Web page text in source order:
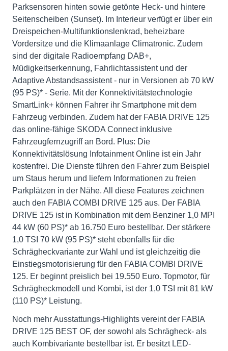
Parksensoren hinten sowie getönte Heck- und hintere
Seitenscheiben (Sunset). Im Interieur verfügt er über ein
Dreispeichen-Multifunktionslenkrad, beheizbare
Vordersitze und die Klimaanlage Climatronic. Zudem
sind der digitale Radioempfang DAB+,
Müdigkeitserkennung, Fahrlichtassistent und der
Adaptive Abstandsassistent - nur in Versionen ab 70 kW
(95 PS)* - Serie. Mit der Konnektivitätstechnologie
SmartLink+ können Fahrer ihr Smartphone mit dem
Fahrzeug verbinden. Zudem hat der FABIA DRIVE 125
das online-fähige SKODA Connect inklusive
Fahrzeugfernzugriff an Bord. Plus: Die
Konnektivitätslösung Infotainment Online ist ein Jahr
kostenfrei. Die Dienste führen den Fahrer zum Beispiel
um Staus herum und liefern Informationen zu freien
Parkplätzen in der Nähe. All diese Features zeichnen
auch den FABIA COMBI DRIVE 125 aus. Der FABIA
DRIVE 125 ist in Kombination mit dem Benziner 1,0 MPI
44 kW (60 PS)* ab 16.750 Euro bestellbar. Der stärkere
1,0 TSI 70 kW (95 PS)* steht ebenfalls für die
Schrägheckvariante zur Wahl und ist gleichzeitig die
Einstiegsmotorisierung für den FABIA COMBI DRIVE
125. Er beginnt preislich bei 19.550 Euro. Topmotor, für
Schrägheckmodell und Kombi, ist der 1,0 TSI mit 81 kW
(110 PS)* Leistung.
Noch mehr Ausstattungs-Highlights vereint der FABIA
DRIVE 125 BEST OF, der sowohl als Schrägheck- als
auch Kombivariante bestellbar ist. Er besitzt LED-